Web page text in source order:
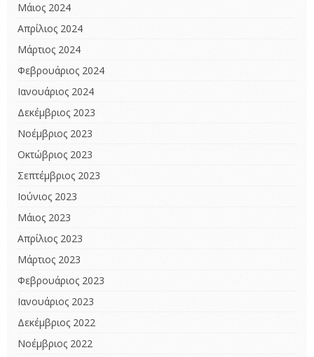
Μάιος 2024
Απρίλιος 2024
Μάρτιος 2024
Φεβρουάριος 2024
Ιανουάριος 2024
Δεκέμβριος 2023
Νοέμβριος 2023
Οκτώβριος 2023
Σεπτέμβριος 2023
Ιούνιος 2023
Μάιος 2023
Απρίλιος 2023
Μάρτιος 2023
Φεβρουάριος 2023
Ιανουάριος 2023
Δεκέμβριος 2022
Νοέμβριος 2022